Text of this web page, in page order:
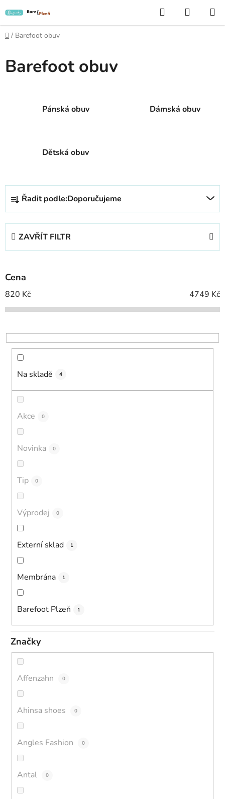
na
obsah
Hledat
KOŠÍK
Domů
/ Barefoot obuv
Barefoot obuv
Pánská obuv Dámská obuv
Dětská obuv
Ř
z
p
r
o
d
k
t
Řadit podle:Doporučujeme
ZAVŘÍT FILTR
Cena
820 Kč 4749 Kč
Na skladě 4
Akce 0
Novinka 0
Tip 0
Výprodej 0
Externí sklad 1
Membrána 1
Barefoot Plzeň 1
Značky
Affenzahn 0
Ahinsa shoes 0
Angles Fashion 0
Antal 0